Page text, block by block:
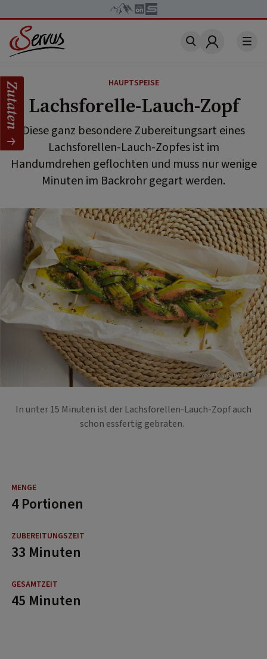
Account
HAUPTSPEISE
Lachsforelle-Lauch-Zopf
Diese ganz besondere Zubereitungsart eines
Lachsforellen-Lauch-Zopfes ist im
Handumdrehen geflochten und muss nur wenige
Minuten im Backrohr gegart werden.
Foto: Eisenhut & Mayer
In unter 15 Minuten ist der Lachsforellen-Lauch-Zopf auch
schon essfertig gebraten.
4 Portionen
33 Minuten
45 Minuten
Zutaten